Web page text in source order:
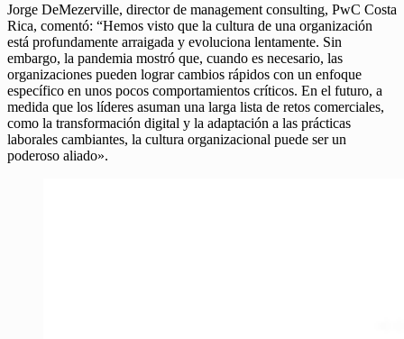
Jorge DeMezerville, director de management consulting, PwC Costa
Rica, comentó: “Hemos visto que la cultura de una organización
está profundamente arraigada y evoluciona lentamente. Sin
embargo, la pandemia mostró que, cuando es necesario, las
organizaciones pueden lograr cambios rápidos con un enfoque
específico en unos pocos comportamientos críticos. En el futuro, a
medida que los líderes asuman una larga lista de retos comerciales,
como la transformación digital y la adaptación a las prácticas
laborales cambiantes, la cultura organizacional puede ser un
poderoso aliado».